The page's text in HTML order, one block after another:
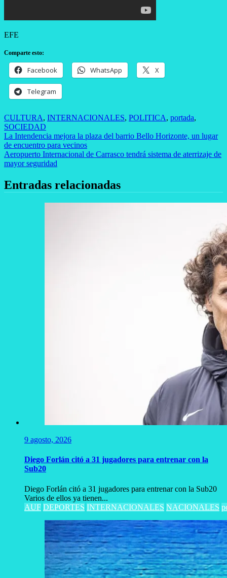
EFE
Comparte esto:
Facebook WhatsApp X
Telegram
CULTURA, INTERNACIONALES, POLITICA, portada,
SOCIEDAD
Navegación
de
entradas
La Intendencia mejora la plaza del barrio Bello Horizonte, un lugar
de encuentro para vecinos
Aeropuerto Internacional de Carrasco tendrá sistema de aterrizaje de
mayor seguridad
Entradas relacionadas
9 agosto, 2026
Diego Forlán citó a 31 jugadores para entrenar con la
Sub20
Diego Forlán citó a 31 jugadores para entrenar con la Sub20
Varios de ellos ya tienen...
AUF DEPORTES INTERNACIONALES NACIONALES